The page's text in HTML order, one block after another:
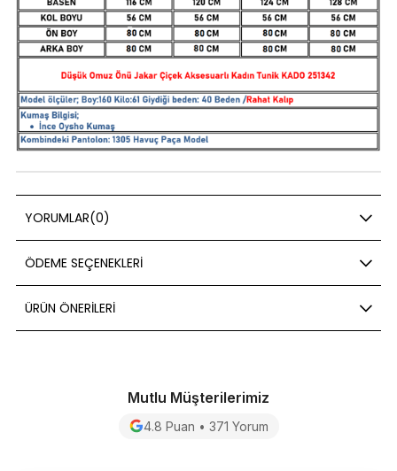
YORUMLAR(0)
ÖDEME SEÇENEKLERI
ÜRÜN ÖNERILERI
Mutlu Müşterilerimiz
4.8 Puan • 371 Yorum